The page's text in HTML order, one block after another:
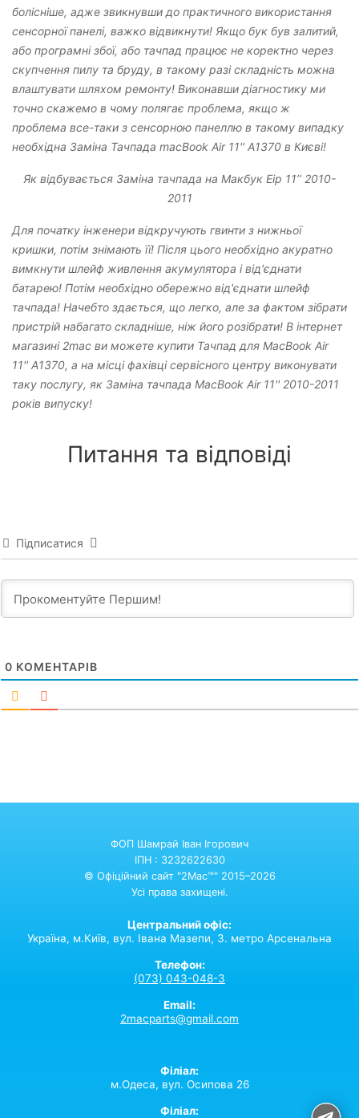
болісніше, адже звикнувши до практичного використання
сенсорної панелі, важко відвикнути! Якщо бук був залитий,
або програмні збої, або тачпад працює не коректно через
скупчення пилу та бруду, в такому разі складність можна
влаштувати шляхом ремонту! Виконавши діагностику ми
точно скажемо в чому полягає проблема, якщо ж
проблема все-таки з сенсорною панеллю в такому випадку
необхідна Заміна Тачпада macBook Air 11'' A1370 в Києві!
Як відбувається Заміна тачпада на Макбук Еір 11’’ 2010-
2011
Для початку інженери відкручують гвинти з нижньої
кришки, потім знімають її! Після цього необхідно акуратно
вимкнути шлейф живлення акумулятора і від'єднати
батарею! Потім необхідно обережно від'єднати шлейф
тачпада! Начебто здається, що легко, але за фактом зібрати
пристрій набагато складніше, ніж його розібрати! В інтернет
магазині 2mac ви можете купити Тачпад для MacBook Air
11'' A1370, а на місці фахівці сервісного центру виконувати
таку послугу, як Заміна тачпада MacBook Air 11'' 2010-2011
років випуску!
Питання та відповіді
Підписатися
0 КОМЕНТАРІВ
ФОП Шамрай Іван Ігорович
ІПН : 3232622630
© Офіційний сайт "2Mac™" 2015–2026
Усі права захищені.
Центральний офіс:
Україна, м.Київ, вул. Івана Мазепи, 3. метро Арсенальна
Телефон:
(073) 043-048-3
Email:
2macparts@gmail.com
Філіал:
м.Одеса, вул. Осипова 26
Філіал: